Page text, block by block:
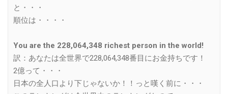
と・・・
順位は・・・・
You are the 228,064,348 richest person in the world!
訳：あなたは全世界で228,064,348番目にお金持ちです！
2億って・・・
日本の全人口より下じゃないか！！っと嘆く前に・・・